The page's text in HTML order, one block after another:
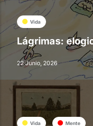
Vida
Lágrimas:
22 Junio, 2026
Vida Mente